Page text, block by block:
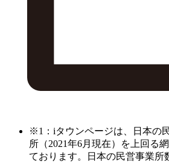
※1：iタウンページは、日本の
所（2021年6月現在）を上回る
ております。日本の民営事業所